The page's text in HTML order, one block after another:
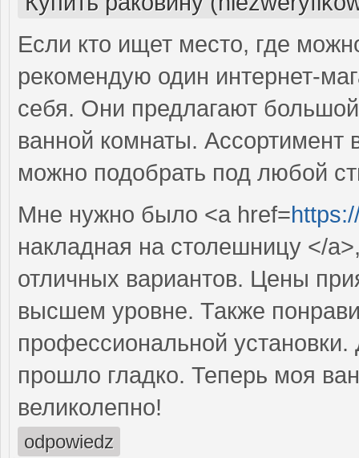
Если кто ищет место, где
рекомендую один интернет-
себя. Они предлагают
ванной комнаты. Ассортимент
можно подобрать под любой
Мне нужно было <a href=
накладная на столешницу </
отличных вариантов. Цены
высшем уровне. Также
профессиональной
прошло гладко. Теперь моя
великолепно!
odpowiedz